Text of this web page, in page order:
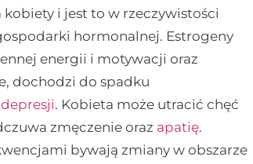
i jest to w rzeczywistości
hormonalnej. Estrogeny
energii i motywacji oraz
dochodzi do spadku
depresji. Kobieta może utracić chęć
zmęczenie oraz apatię.
bywają zmiany w obszarze